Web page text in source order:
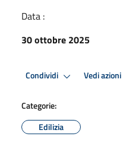
Data :
30 ottobre 2025
Condividi Vedi azioni
Categorie:
Edilizia